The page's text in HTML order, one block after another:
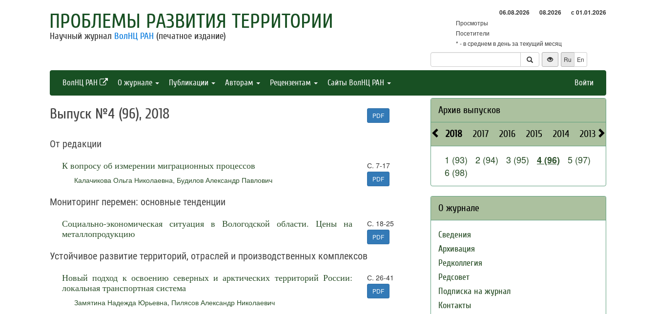
ПРОБЛЕМЫ РАЗВИТИЯ ТЕРРИТОРИИ
Научный журнал ВолНЦ РАН (печатное издание)
06.08.2026 08.2026 с 01.01.2026
Просмотры
Посетители
* - в среднем в день за текущий месяц
Ru
En
ВолНЦ РАН О журнале Публикации Авторам Рецензентам Сайты ВолНЦ РАН Войти
Выпуск №4 (96), 2018 PDF
От редакции
К вопросу об измерении миграционных процессов
Калачикова Ольга Николаевна, Будилов Александр Павлович
С. 7-17
PDF
Мониторинг перемен: основные тенденции
Социально-экономическая ситуация в Вологодской области. Цены на
металлопродукцию
С. 18-25
PDF
Устойчивое развитие территорий, отраслей и производственных комплексов
Новый подход к освоению северных и арктических территорий России:
локальная транспортная система
Замятина Надежда Юрьевна, Пилясов Александр Николаевич
С. 26-41
PDF
Архив выпусков
2018 2017 2016 2015 2014 2013
1 (93) 2 (94) 3 (95) 4 (96)
5 (97)
6 (98)
О журнале
Сведения
Архивация
Редколлегия
Редсовет
Подписка на журнал
Контакты